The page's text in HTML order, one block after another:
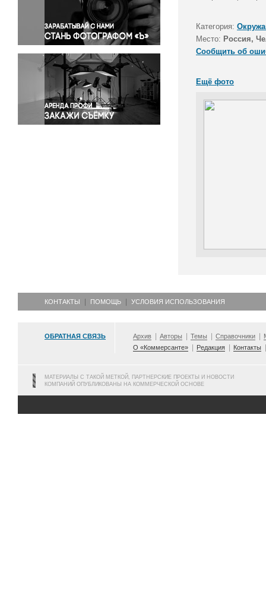
Правосудие
Происшествия и конфликты
Религия
Светская жизнь
Спорт
Экология
Экономика и бизнес
Категория:
Место: Россия,
Сообщить об
Ещё фото
КОНТАКТЫ ПОМОЩЬ УСЛОВИЯ ИСПОЛЬЗОВАНИЯ
ОБРАТНАЯ СВЯЗЬ Архив Авторы Темы Справочники
О «Коммерсанте»
Редакция Контакты
МАТЕРИАЛЫ С ТАКОЙ МЕТКОЙ, ПАРТНЕРСКИЕ ПРОЕКТЫ И НОВОСТИ
КОМПАНИЙ ОПУБЛИКОВАНЫ НА КОММЕРЧЕСКОЙ ОСНОВЕ